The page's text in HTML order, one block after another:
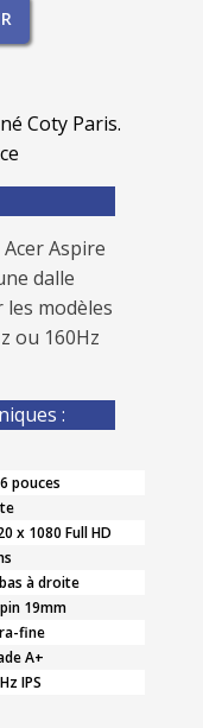
Coty Paris.
Aspire
dalle
modèles
ou 160Hz
:
pouces
x 1080 Full HD
à droite
19mm
fine
A+
IPS